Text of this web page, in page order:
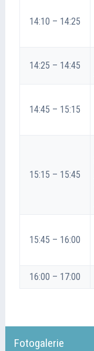
14:10 – 14:25
14:25 – 14:45
14:45 – 15:15
15:15 – 15:45
15:45 – 16:00
16:00 – 17:00
Fotogalerie